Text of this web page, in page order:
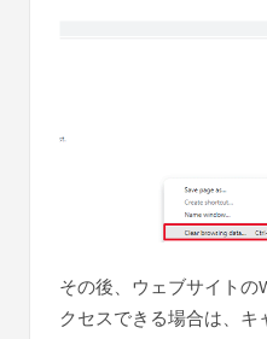
その後、ウェブサイトの
クセスできる場合は、